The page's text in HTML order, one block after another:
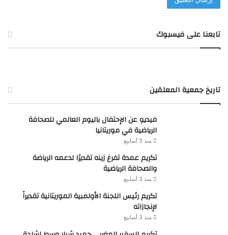
تابعنا على فيسبوك
تاريخ جمعية المعلقين
فيديو عن الإحتفال باليوم العالمي للصحافة
الرياضية في موريتانيا
منذ 3 أسابيع
تكريم عمدة تفرغ زينه تقديرًا لدعمه الرياضة
والصحافة الرياضية
منذ 3 أسابيع
تكريم رئيس اللجنة الأولمبية الموريتانية تقديراً
لإنجازاته
منذ 3 أسابيع